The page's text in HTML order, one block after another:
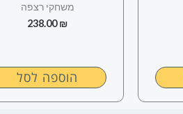
משחקי רצפה
238.00₪
הוספה לסל